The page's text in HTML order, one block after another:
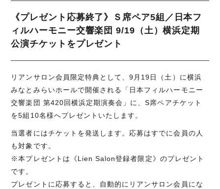
《プレゼント応募終了》Ｓ席ペア5組／日本フ
ィルハーモニー交響楽団 9/19（土）横浜定期
公演チケットをプレゼント
リアンサロン会員限定特典として、9月19日（土）に横浜
みなとみらいホールで開催される「日本フィルハーモニー
交響楽団 第420回横浜定期演奏会」に、S席ペアチケット
を5組10名様へプレゼントいたします。
当選者にはチケットを発送します。応募はすでに会員の人
も対象です。
※本プレゼントは《Lien Salon登録者限定》のプレゼント
です。
プレゼントに応募すると、自動的にリアンサロン会員にな